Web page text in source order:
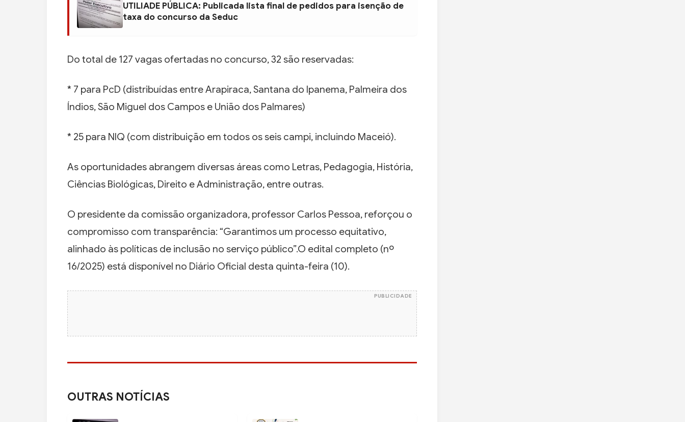
UTILIADE PÚBLICA: Publicada lista final de pedidos para isenção de
taxa do concurso da Seduc
Do total de 127 vagas ofertadas no concurso, 32 são reservadas:
* 7 para PcD (distribuídas entre Arapiraca, Santana do Ipanema, Palmeira dos
Índios, São Miguel dos Campos e União dos Palmares)
* 25 para NIQ (com distribuição em todos os seis campi, incluindo Maceió).
As oportunidades abrangem diversas áreas como Letras, Pedagogia, História,
Ciências Biológicas, Direito e Administração, entre outras.
O presidente da comissão organizadora, professor Carlos Pessoa, reforçou o
compromisso com transparência: “Garantimos um processo equitativo,
alinhado às políticas de inclusão no serviço público”.O edital completo (nº
16/2025) está disponível no Diário Oficial desta quinta-feira (10).
PUBLICIDADE
OUTRAS NOTÍCIAS